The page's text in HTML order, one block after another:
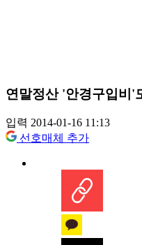
연말정산 '안경구입비
입력 2014-01-16 11:13
선호매체 추가